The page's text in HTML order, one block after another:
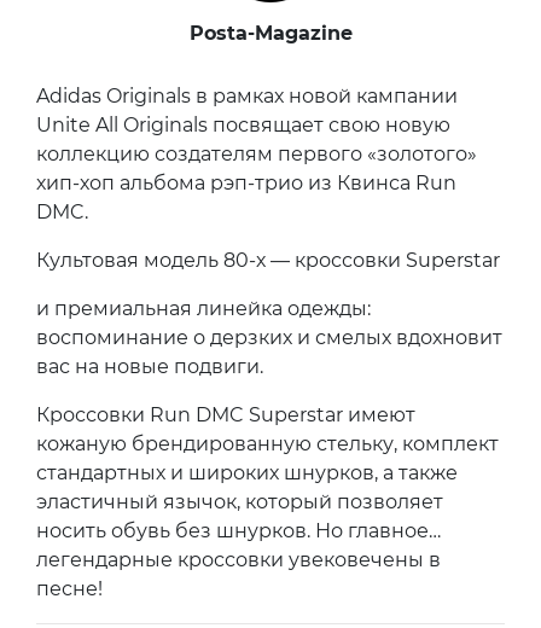
Posta-Magazine
Adidas Originals в рамках новой кампании
Unite All Originals посвящает свою новую
коллекцию создателям первого «золотого»
хип-хоп альбома рэп-трио из Квинса Run
DMC.
Культовая модель 80-х — кроссовки Superstar
и премиальная линейка одежды:
воспоминание о дерзких и смелых вдохновит
вас на новые подвиги.
Кроссовки Run DMC Superstar имеют
кожаную брендированную стельку, комплект
стандартных и широких шнурков, а также
эластичный язычок, который позволяет
носить обувь без шнурков. Но главное…
легендарные кроссовки увековечены в
песне!